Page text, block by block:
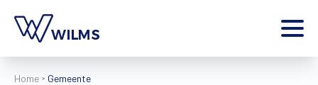
Home Gemeente